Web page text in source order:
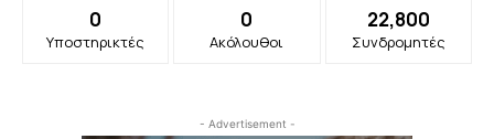
0
Υποστηρικτές
0
Ακόλουθοι
22,800
Συνδρομητές
- Advertisement -